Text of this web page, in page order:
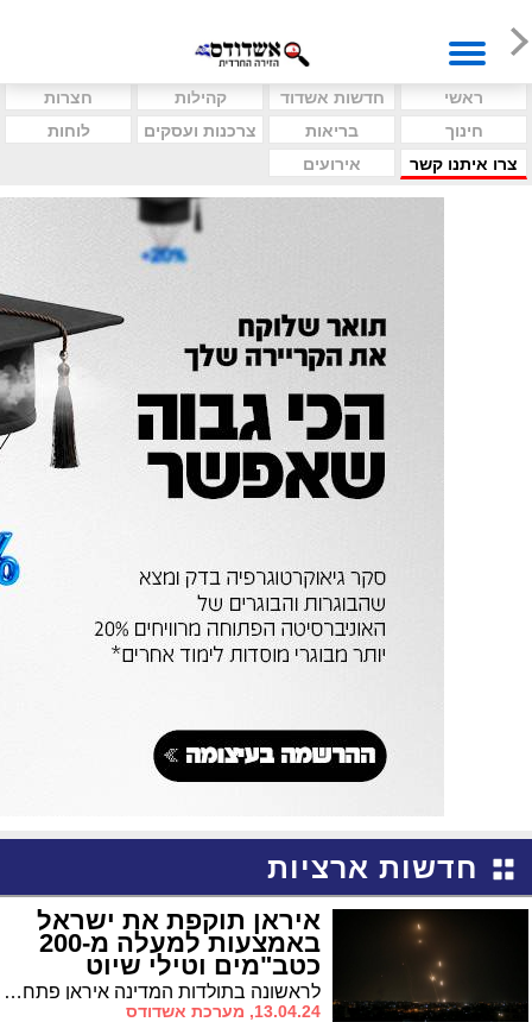
ראשי חדשות אשדוד קהילות
חצרות
חינוך
בריאות צרכנות ועסקים
לוחות
צרו איתנו קשר
אירועים
חדשות ארציות
איראן תוקפת את ישראל
באמצעות למעלה מ-200
כטב"מים וטילי שיוט
לראשונה בתולדות המדינה איראן פתחה במתקפה נגד ישראל ושיגרה למעלה מ-200 כטב"מים, טילי שיוט וטילים בליסטיים. לכטב"מים לקח שעות ארוכות לעבור את המרחק הרב מאיראן לישראל. שלושה גלים שוגרו לעבר ישראל. ההערכה: היעדים צבאיים
13.04.24, מערכת אשדודס